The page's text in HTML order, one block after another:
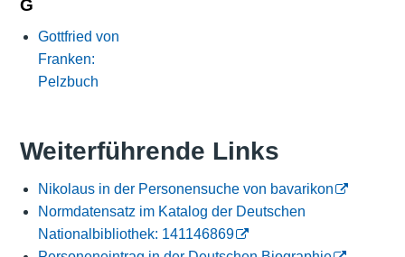
G
Gottfried von
Franken:
Pelzbuch
Weiterführende Links
Nikolaus in der Personensuche von bavarikon
Normdatensatz im Katalog der Deutschen
Nationalbibliothek: 141146869